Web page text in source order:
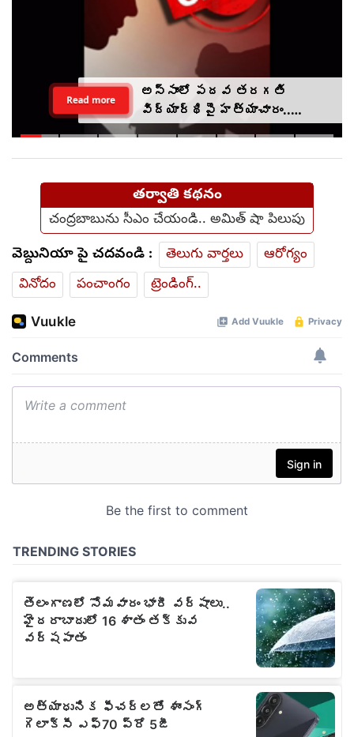
అస్సాంలో పదవ తరగతి
విద్యార్థిపై హత్యాచారం..
ఫంక్షన్‌కు వెళ్లిన తల్లి..
Read more
తర్వాతి కథనం
చంద్రబాబును సీఎం చేయండి.. అమిత్ షా పిలుపు
వెబ్దునియా పై చదవండి : తెలుగు వార్తలు
ఆరోగ్యం
వినోదం
పంచాంగం ట్రెండింగ్..